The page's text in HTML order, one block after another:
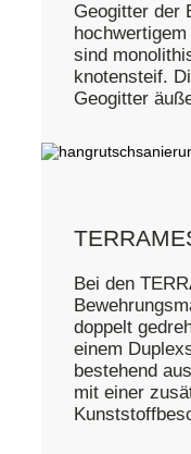
Geogitter der
sind
knotensteif.
Geogitter
Bei den
doppelt
einem
bestehend
mit einer